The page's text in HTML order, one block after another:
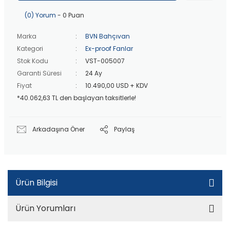
Peşin fiyatına3 taksit
40 bin TL üzeri özel teklif!
(0) Yorum - 0 Puan
Marka
BVN Bahçıvan
Kategori
Ex-proof Fanlar
Stok Kodu
VST-005007
Garanti Süresi
24 Ay
Fiyat
10.490,00 USD + KDV
*40.062,63 TL den başlayan taksitlerle!
Arkadaşına Öner Paylaş
Ürün Bilgisi
Ürün Yorumları